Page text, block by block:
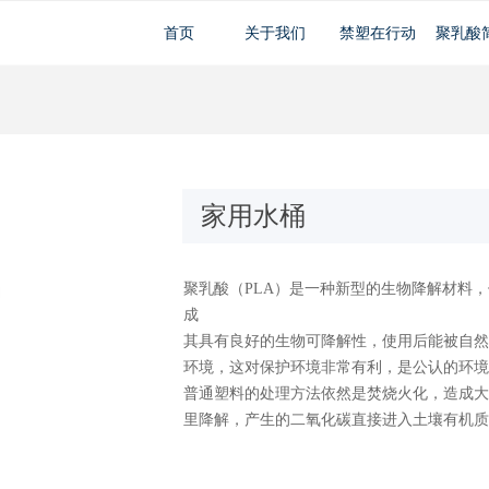
首页 关于我们 禁塑在行动 聚乳酸
聚乳酸（PLA）是一种新型的生物降解材料
成
其具有良好的生物可降解性，使用后能被自
环境，这对保护环境非常有利，是公认的环
普通塑料的处理方法依然是焚烧火化，造成
里降解，产生的二氧化碳直接进入土壤有机
家用水桶